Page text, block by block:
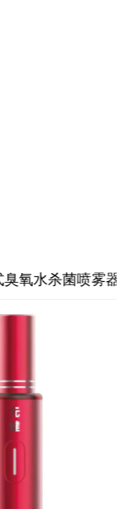
菌喷雾器